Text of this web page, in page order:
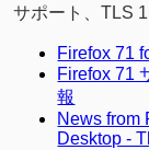
サポート、TLS
Firefox 71
Firefox 71
報
News from
Desktop -